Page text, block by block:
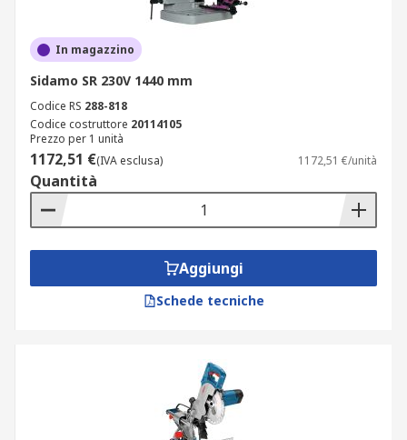
In magazzino
Sidamo SR 230V 1440 mm
Codice RS 288-818
Codice costruttore 20114105
Prezzo per 1 unità
1172,51 €(IVA esclusa) 1172,51 €/unità
Quantità
Aggiungi
Schede tecniche